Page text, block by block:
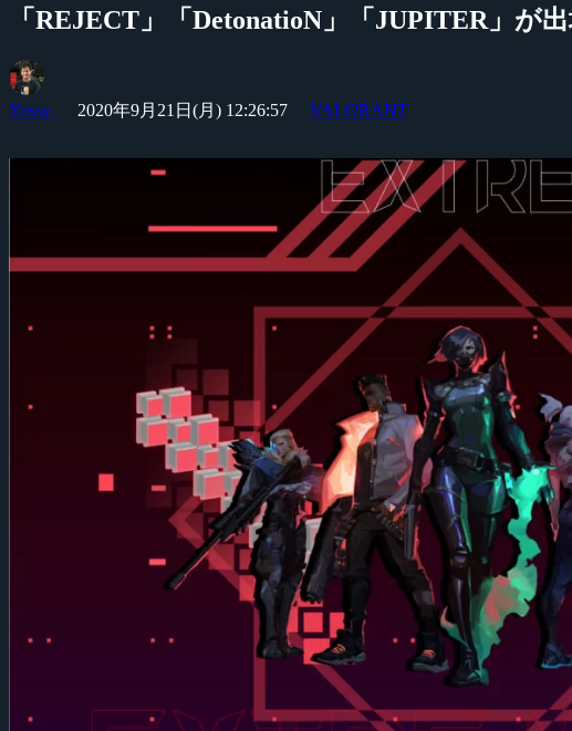
「REJECT」「DetonatioN」「JUPITER」が
Yossy 2020年9月21日(月) 12:26:57 VALORANT